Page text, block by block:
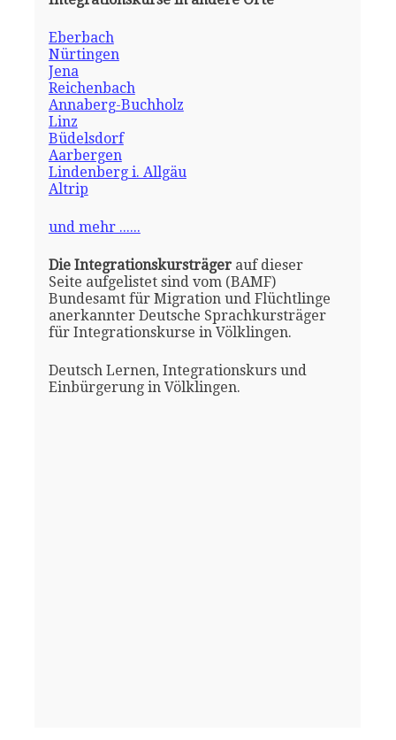
Eberbach
Nürtingen
Jena
Reichenbach
Annaberg-Buchholz
Linz
Büdelsdorf
Aarbergen
Lindenberg i. Allgäu
Altrip
und mehr ......
Die Integrationskursträgerauf dieser
Seite aufgelistet sind vom (BAMF)
Bundesamt für Migration und Flüchtlinge
anerkannter Deutsche Sprachkursträger
für Integrationskurse in Völklingen.
Deutsch Lernen, Integrationskurs und
Einbürgerung in Völklingen.